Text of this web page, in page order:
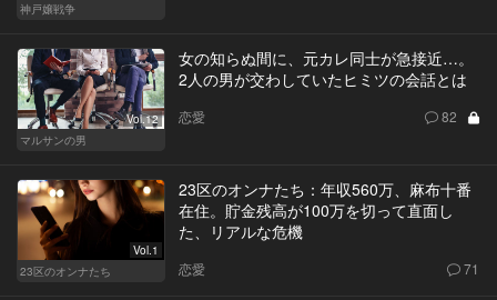
神戸嬢戦争
Vol.12
マルサンの男
女の知らぬ間に、元カレ同士が急接近…。
2人の男が交わしていたヒミツの会話とは
恋愛 82
Vol.1
23区のオンナたち
23区のオンナたち：年収560万、麻布十番
在住。貯金残高が100万を切って直面し
た、リアルな危機
恋愛 71